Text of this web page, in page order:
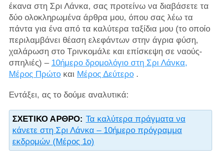
έκανα στη Σρι Λάνκα, σας προτείνω να διαβάσετε τα
δύο ολοκληρωμένα άρθρα μου, όπου σας λέω τα
πάντα για ένα από τα καλύτερα ταξίδια μου (το οποίο
περιλαμβάνει θέαση ελεφάντων στην άγρια ​​φύση,
χαλάρωση στο Τρινκομάλε και επίσκεψη σε ναούς-
σπηλιές) – 10ήμερο δρομολόγιο στη Σρι Λάνκα,
Μέρος Πρώτοκαι Μέρος Δεύτερο.
Εντάξει, ας το δούμε αναλυτικά:
ΣΧΕΤΙΚΌ ΆΡΘΡΟ: Τα καλύτερα πράγματα να
κάνετε στη Σρι Λάνκα – 10ήμερο πρόγραμμα
εκδρομών (Μέρος 1ο)